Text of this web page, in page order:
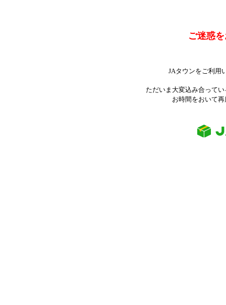
ご迷惑
JAタウンをご利用
ただいま大変込み合って
お時間をおいて